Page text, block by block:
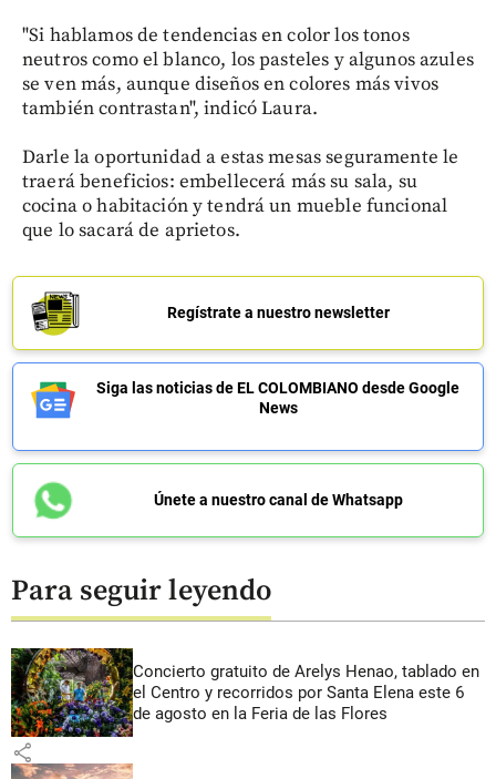
"Si hablamos de tendencias en color los tonos
neutros como el blanco, los pasteles y algunos azules
se ven más, aunque diseños en colores más vivos
también contrastan", indicó Laura.
Darle la oportunidad a estas mesas seguramente le
traerá beneficios: embellecerá más su sala, su
cocina o habitación y tendrá un mueble funcional
que lo sacará de aprietos.
Regístrate a nuestro newsletter
Siga las noticias de EL COLOMBIANO desde Google
News
Únete a nuestro canal de Whatsapp
Para seguir leyendo
Concierto gratuito de Arelys Henao, tablado en
el Centro y recorridos por Santa Elena este 6
de agosto en la Feria de las Flores
share